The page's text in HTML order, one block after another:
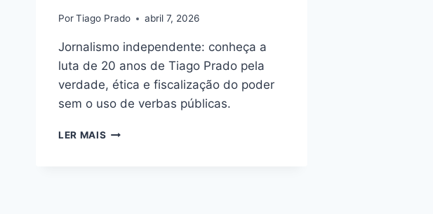
PorTiago Prado abril 7, 2026
Jornalismo independente: conheça a
luta de 20 anos de Tiago Prado pela
verdade, ética e fiscalização do poder
sem o uso de verbas públicas.
LER MAIS DIA